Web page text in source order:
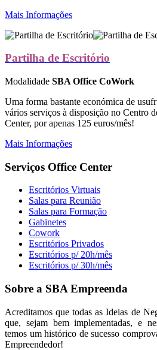
Mais Informações
Partilha de Escritório
Modalidade SBA Office CoWork
Uma forma bastante económica de
vários serviços à disposição no Centro
Center, por apenas 125 euros/mês!
Mais Informações
Serviços Office Center
Escritórios Virtuais
Salas para Reunião
Salas para Formação
Gabinetes
Cowork
Escritórios Privados
Escritórios p/ 20h/mês
Escritórios p/ 30h/mês
Sobre a SBA Empreenda
Acreditamos que todas as Ideias de
que, sejam bem implementadas, e
temos um histórico de sucesso
Empreendedor!